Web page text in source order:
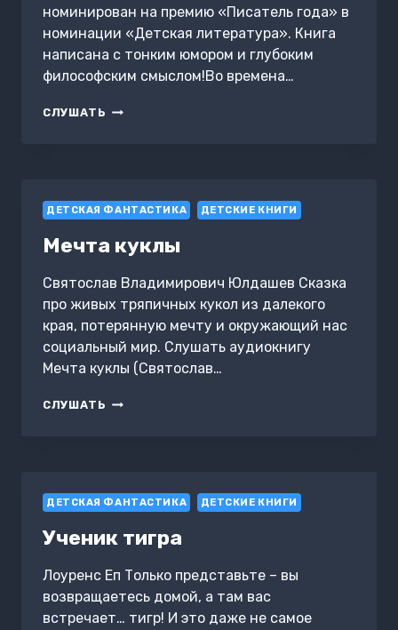
номинирован на премию «Писатель года» в
номинации «Детская литература». Книга
написана с тонким юмором и глубоким
философским смыслом!Во времена…
СЛУШАТЬ ЛИСЁНОК
ДЕТСКАЯ ФАНТАСТИКА ДЕТСКИЕ КНИГИ
Мечта куклы
Святослав Владимирович Юлдашев Сказка
про живых тряпичных кукол из далекого
края, потерянную мечту и окружающий нас
социальный мир. Слушать аудиокнигу
Мечта куклы (Святослав…
СЛУШАТЬ МЕЧТА
ДЕТСКАЯ ФАНТАСТИКА ДЕТСКИЕ КНИГИ
Ученик тигра
Лоуренс Еп Только представьте – вы
возвращаетесь домой, а там вас
встречает… тигр! И это даже не самое